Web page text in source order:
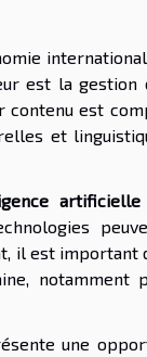
est la gestion
contenu est
et
artificielle
il est important
notamment
une